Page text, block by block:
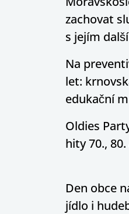
zachovat
s jejím
Na
let:
edukační
Oldies
hity 70.,
Den obce
jídlo i